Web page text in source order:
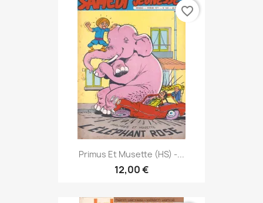
Primus Et Musette (HS) -...
12,00 €
favorite_border